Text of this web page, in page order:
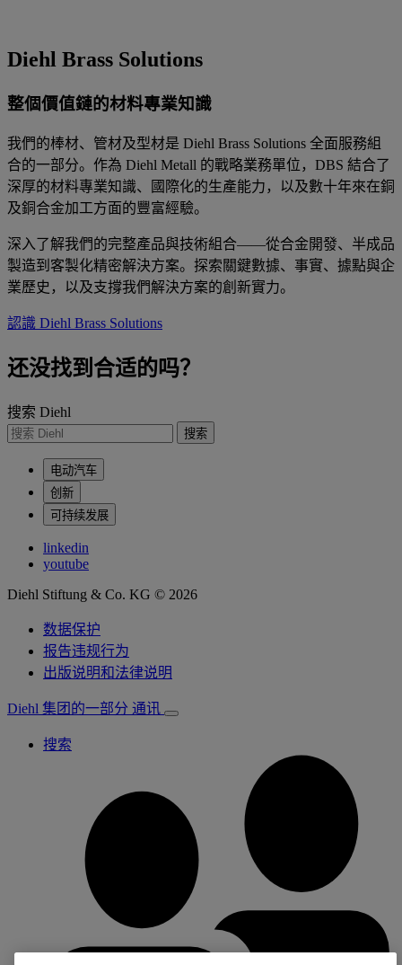
Diehl Brass Solutions
整個價值鏈的材料專業知識
我們的棒材、管材及型材是 Diehl Brass Solutions 全面服務組
合的一部分。作為 Diehl Metall 的戰略業務單位，DBS 結合了
深厚的材料專業知識、國際化的生產能力，以及數十年來在銅
及銅合金加工方面的豐富經驗。
深入了解我們的完整產品與技術組合——從合金開發、半成品
製造到客製化精密解決方案。探索關鍵數據、事實、據點與企
業歷史，以及支撐我們解決方案的創新實力。
認識 Diehl Brass Solutions
还没找到合适的吗？
搜索 Diehl
搜索
电动汽车
创新
可持续发展
linkedin
youtube
Diehl Stiftung & Co. KG © 2026
数据保护
报告违规行为
出版说明和法律说明
Diehl 集团的一部分 通讯
搜索